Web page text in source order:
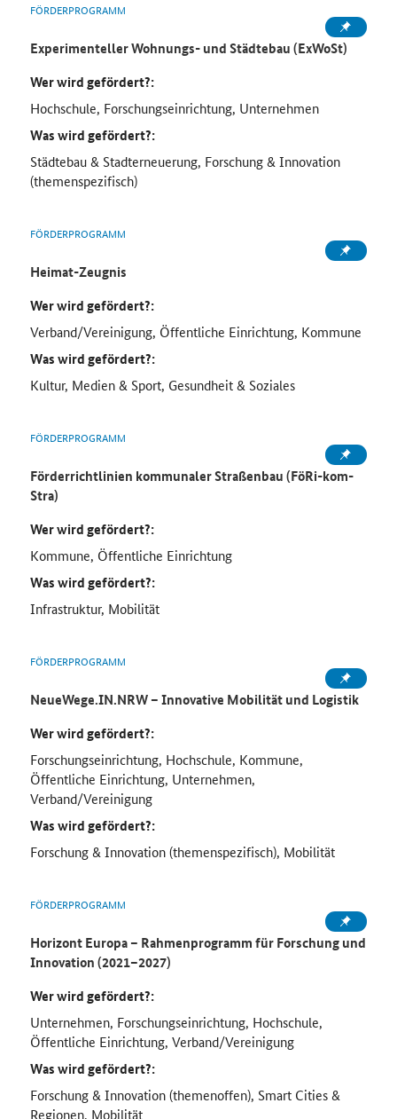
FÖRDERPROGRAMM
Experimenteller Wohnungs- und Städtebau (ExWoSt)
Wer wird gefördert?:
Hochschule, Forschungseinrichtung, Unternehmen
Was wird gefördert?:
Städtebau & Stadterneuerung, Forschung & Innovation
(themenspezifisch)
FÖRDERPROGRAMM
Heimat-Zeugnis
Wer wird gefördert?:
Verband/Vereinigung, Öffentliche Einrichtung, Kommune
Was wird gefördert?:
Kultur, Medien & Sport, Gesundheit & Soziales
FÖRDERPROGRAMM
Förderrichtlinien kommunaler Straßenbau (FöRi-kom-
Stra)
Wer wird gefördert?:
Kommune, Öffentliche Einrichtung
Was wird gefördert?:
Infrastruktur, Mobilität
FÖRDERPROGRAMM
NeueWege.IN.NRW – Innovative Mobilität und Logistik
Wer wird gefördert?:
Forschungseinrichtung, Hochschule, Kommune,
Öffentliche Einrichtung, Unternehmen,
Verband/Vereinigung
Was wird gefördert?:
Forschung & Innovation (themenspezifisch), Mobilität
FÖRDERPROGRAMM
Horizont Europa – Rahmenprogramm für Forschung und
Innovation (2021–2027)
Wer wird gefördert?:
Unternehmen, Forschungseinrichtung, Hochschule,
Öffentliche Einrichtung, Verband/Vereinigung
Was wird gefördert?:
Forschung & Innovation (themenoffen), Smart Cities &
Regionen, Mobilität